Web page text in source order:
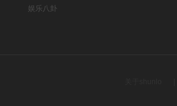
娱乐八卦